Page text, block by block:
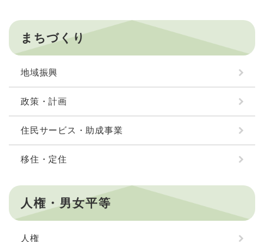
まちづくり
地域振興
政策・計画
住民サービス・助成事業
移住・定住
人権・男女平等
人権